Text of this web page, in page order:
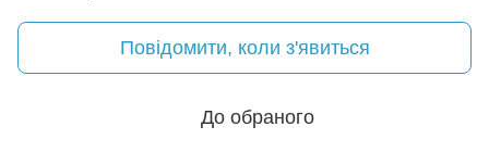
Повідомити, коли з'явиться
До обраного